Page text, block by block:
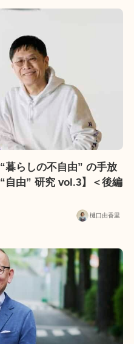
暮らしの不自由” の手放
自由” 研究 vol.3】＜後編
樋口由香里